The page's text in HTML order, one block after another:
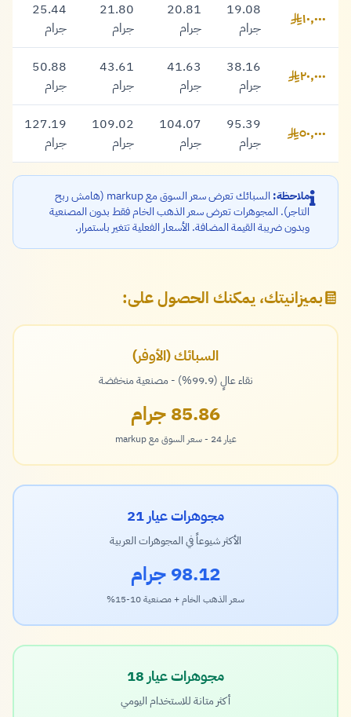
١٠,٠٠٠ ريال
١٠,٠٠٠
19.08
جرام
20.81
جرام
21.80
جرام
25.44
جرام
٢٠,٠٠٠ ريال
٢٠,٠٠٠
38.16
جرام
41.63
جرام
43.61
جرام
50.88
جرام
٥٠,٠٠٠ ريال
٥٠,٠٠٠
95.39
جرام
104.07
جرام
109.02
جرام
127.19
جرام
ملاحظة:
السبائك تعرض سعر السوق مع markup (هامش ربح
التاجر). المجوهرات تعرض سعر الذهب الخام فقط بدون المصنعية
وبدون ضريبة القيمة المضافة. الأسعار الفعلية تتغير باستمرار.
بميزانيتك، يمكنك الحصول على:
السبائك (الأوفر)
نقاء عالٍ (99.9%) - مصنعية منخفضة
85.86 جرام
عيار 24 - سعر السوق مع markup
مجوهرات عيار 21
الأكثر شيوعاً في المجوهرات العربية
98.12 جرام
سعر الذهب الخام + مصنعية 10-15%
مجوهرات عيار 18
أكثر متانة للاستخدام اليومي